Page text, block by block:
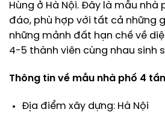
Hùng ở Hà Nội. Đây là mẫu nhà
đáo, phù hợp với tất cả những
những mảnh đất hạn chế về
4-5 thành viên cùng nhau sinh
Thông tin về mẫu nhà phố 4
Địa điểm xây dựng: Hà Nội